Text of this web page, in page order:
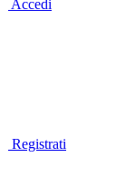
Accedi
Registrati